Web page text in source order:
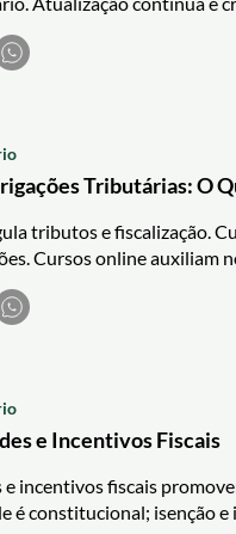
Tributárias: O
tributos e fiscalização.
Cursos online auxiliam
e Incentivos Fiscais
e incentivos fiscais
é constitucional; isenção e